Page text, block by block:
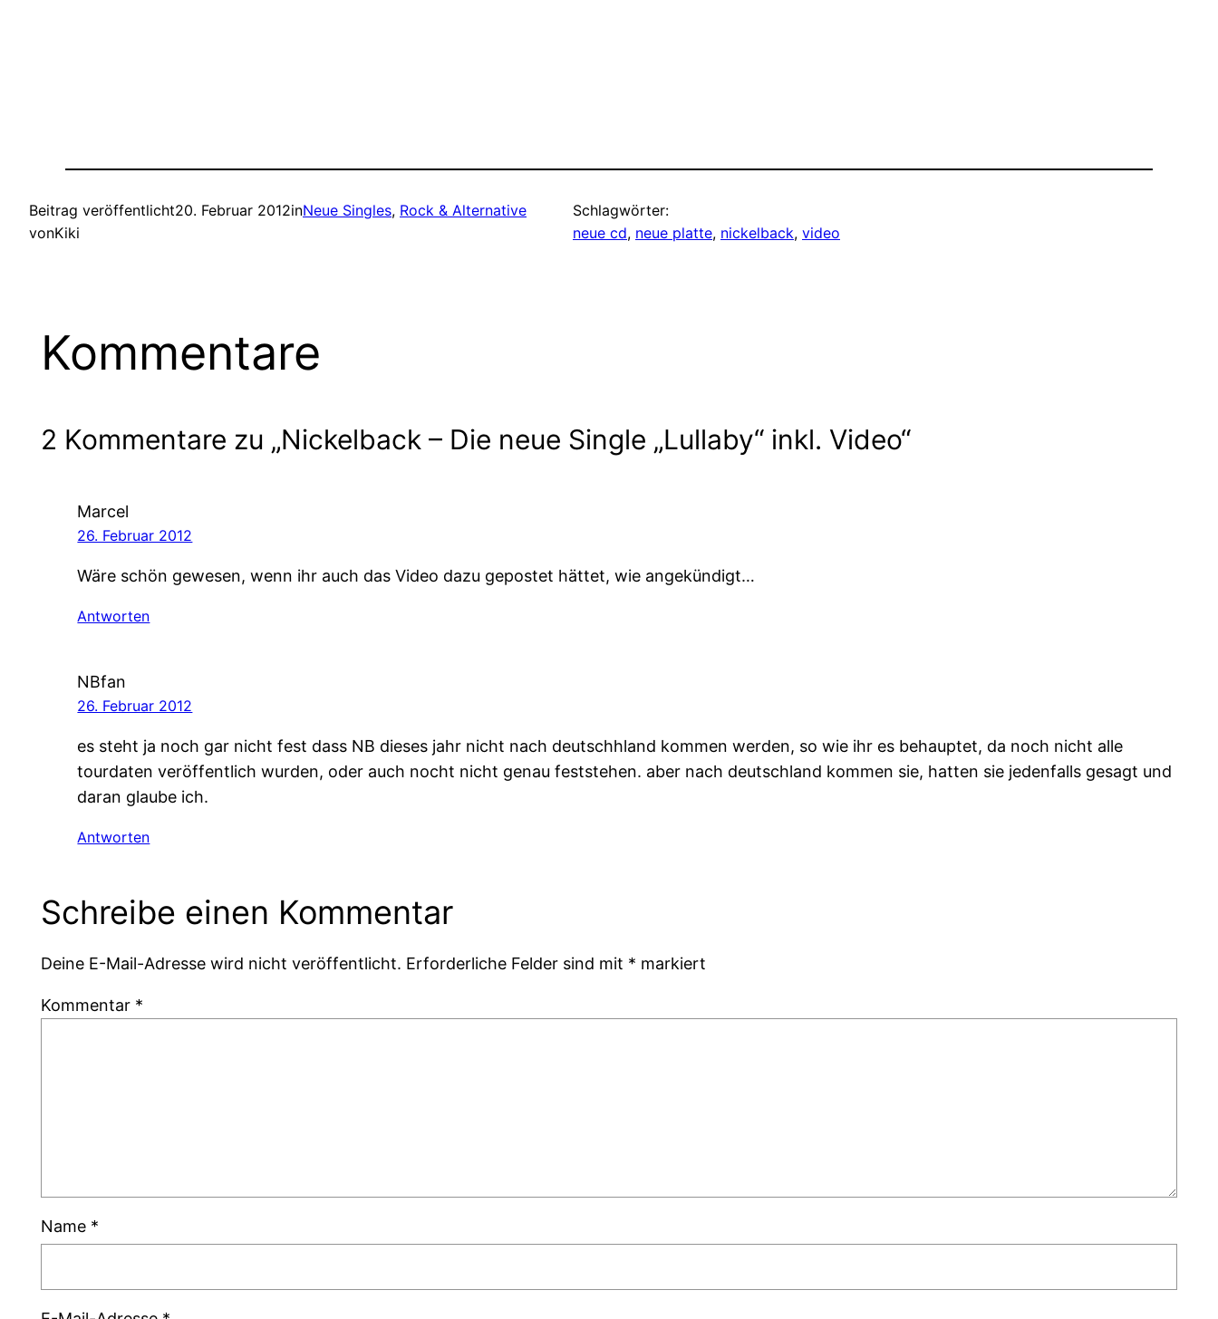
Beitrag veröffentlicht20. Februar 2012inNeue Singles, Rock & Alternative
vonKiki
Schlagwörter:
neue cd, neue platte, nickelback, video
Kommentare
2 Kommentare zu „Nickelback – Die neue Single „Lullaby“ inkl. Video“
Marcel
26. Februar 2012
Wäre schön gewesen, wenn ihr auch das Video dazu gepostet hättet, wie angekündigt…
Antworten
NBfan
26. Februar 2012
es steht ja noch gar nicht fest dass NB dieses jahr nicht nach deutschhland kommen werden, so wie ihr es behauptet, da noch nicht alle
tourdaten veröffentlich wurden, oder auch nocht nicht genau feststehen. aber nach deutschland kommen sie, hatten sie jedenfalls gesagt und
daran glaube ich.
Antworten
Schreibe einen Kommentar
Deine E-Mail-Adresse wird nicht veröffentlicht. Erforderliche Felder sind mit * markiert
Kommentar *
Name *